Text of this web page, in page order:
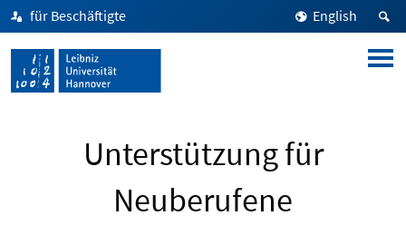
für Beschäftigte English
Unterstützung für
Neuberufene